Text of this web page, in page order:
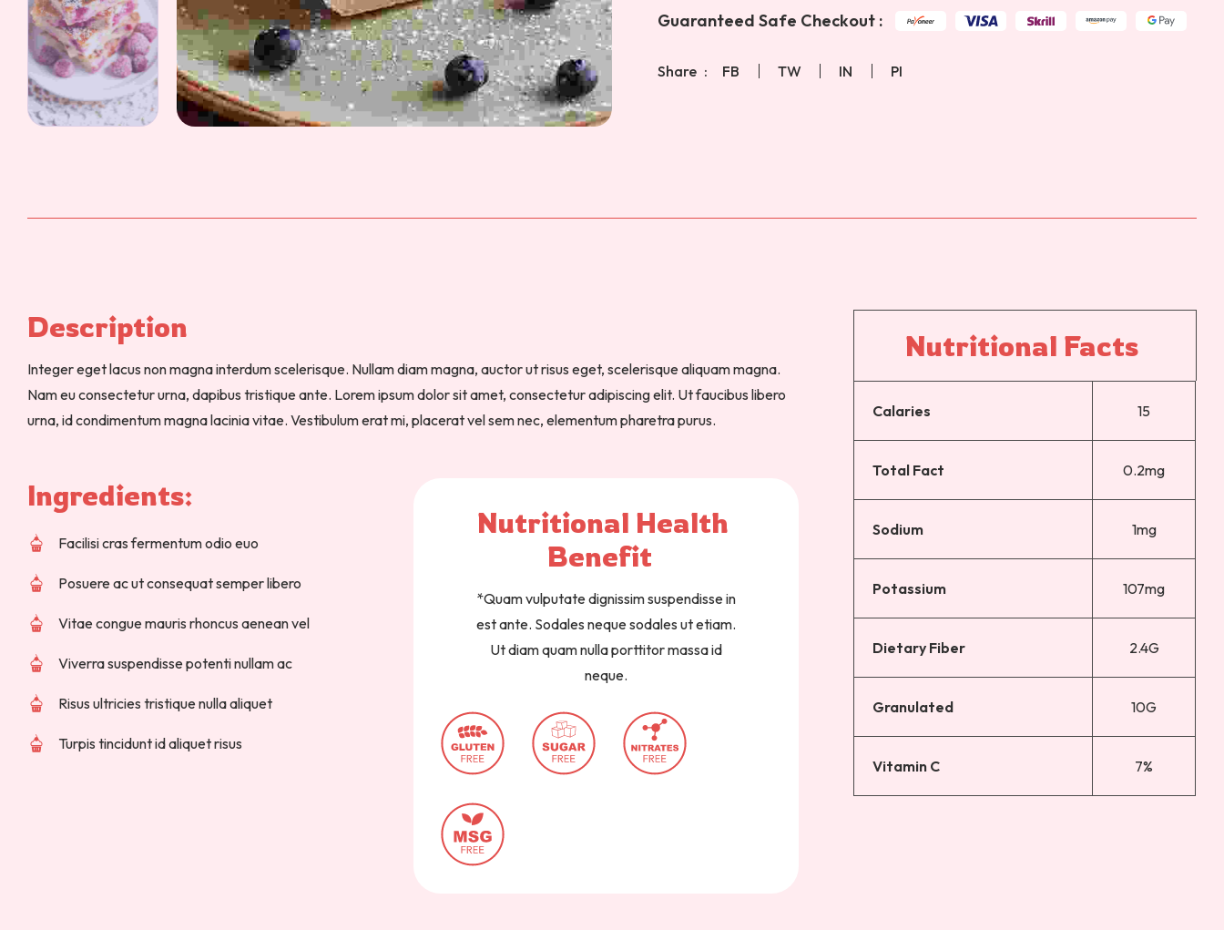
Guaranteed Safe Checkout :
Share FB TW IN PI
Description
Integer eget lacus non magna interdum scelerisque. Nullam diam magna, auctor ut risus eget, scelerisque aliquam magna.
Nam eu consectetur urna, dapibus tristique ante. Lorem ipsum dolor sit amet, consectetur adipiscing elit. Ut faucibus libero
urna, id condimentum magna lacinia vitae. Vestibulum erat mi, placerat vel sem nec, elementum pharetra purus.
Ingredients:
Facilisi cras fermentum odio euo
Posuere ac ut consequat semper libero
Vitae congue mauris rhoncus aenean vel
Viverra suspendisse potenti nullam ac
Risus ultricies tristique nulla aliquet
Turpis tincidunt id aliquet risus
Nutritional Health
Benefit
*Quam vulputate dignissim suspendisse in
est ante. Sodales neque sodales ut etiam.
Ut diam quam nulla porttitor massa id
neque.
Nutritional Facts
Calaries 15
Total Fact 0.2mg
Sodium 1mg
Potassium 107mg
Dietary Fiber 2.4G
Granulated 10G
Vitamin C 7%